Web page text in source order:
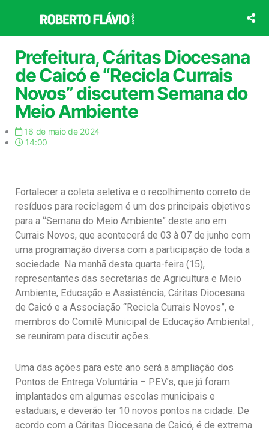
o
conteúdo
Prefeitura, Cáritas Diocesana
de Caicó e “Recicla Currais
Novos” discutem Semana do
Meio Ambiente
16 de maio de 2024
14:00
Fortalecer a coleta seletiva e o recolhimento correto de
resíduos para reciclagem é um dos principais objetivos
para a “Semana do Meio Ambiente” deste ano em
Currais Novos, que acontecerá de 03 à 07 de junho com
uma programação diversa com a participação de toda a
sociedade. Na manhã desta quarta-feira (15),
representantes das secretarias de Agricultura e Meio
Ambiente, Educação e Assistência, Cáritas Diocesana
de Caicó e a Associação “Recicla Currais Novos”, e
membros do Comitê Municipal de Educação Ambiental ,
se reuniram para discutir ações.
Uma das ações para este ano será a ampliação dos
Pontos de Entrega Voluntária – PEV’s, que já foram
implantados em algumas escolas municipais e
estaduais, e deverão ter 10 novos pontos na cidade. De
acordo com a Cáritas Diocesana de Caicó, é de extrema